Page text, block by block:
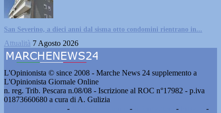
San Severino, a dieci anni dal sisma otto condomini rientrano in...
Attualità 7 Agosto 2026
L'Opinionista © since 2008 - Marche News 24 supplemento a
L'Opinionista Giornale Online
n. reg. Trib. Pescara n.08/08 - Iscrizione al ROC n°17982 - p.iva
01873660680 a cura di A. Gulizia
- - -
-